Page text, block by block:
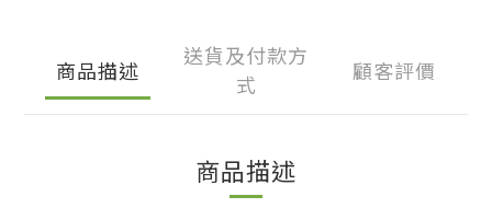
商品描述
送貨及付款方
式
顧客評價
商品描述